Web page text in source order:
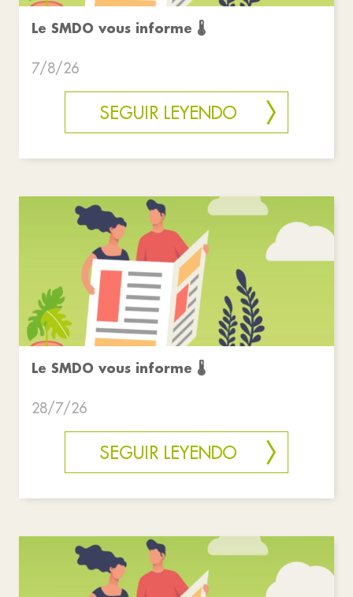
Le SMDO vous informe 🌡
7/8/26
SEGUIR LEYENDO
Le SMDO vous informe 🌡
28/7/26
SEGUIR LEYENDO